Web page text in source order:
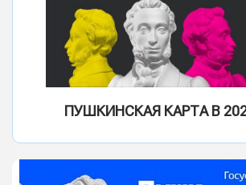
ПУШКИНСКАЯ КАРТА В